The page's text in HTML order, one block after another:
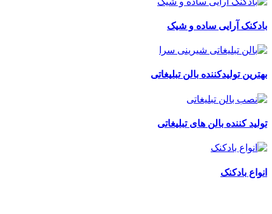
بادکنک آرایی ساده و شیک
بهترین تولیدکننده بالن تبلیغاتی
تولید کننده بالن های تبلیغاتی
انواع بادکنک